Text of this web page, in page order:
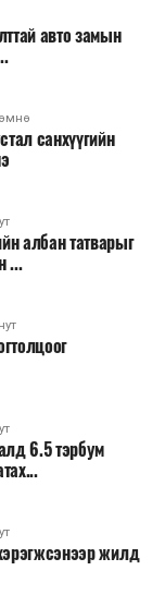
үүлтэй.
хойноос
хэм дулаан
үүлтэй.
хойноос
хэм дулаан
хүртэлх
болон төвийн
8-нд баруун
төвийн
9-нд баруун
аймгуудын
баруун
нутгаар, 10-нд
нутгаар
авто замын
санхүүгийн
албан татварыг
...
6.5 тэрбум
жилд